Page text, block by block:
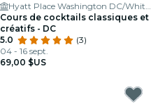
Hyatt Place Washington DC/White House
Cours de cocktails classiques et
créatifs - DC
5.0
(3)
04 - 16 sept.
69,00 $US